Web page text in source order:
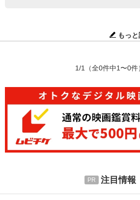
もっ
1/1 （全0件中1〜0件
注目情報